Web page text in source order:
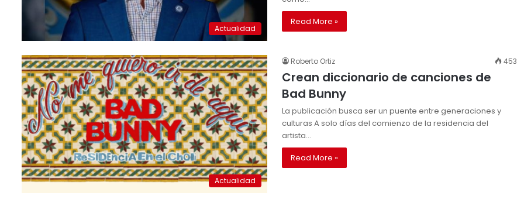
Actualidad
Read More »
Actualidad
Roberto Ortiz 453
Crean diccionario de canciones de
Bad Bunny
La publicación busca ser un puente entre generaciones y
culturas A solo días del comienzo de la residencia del
artista…
Read More »